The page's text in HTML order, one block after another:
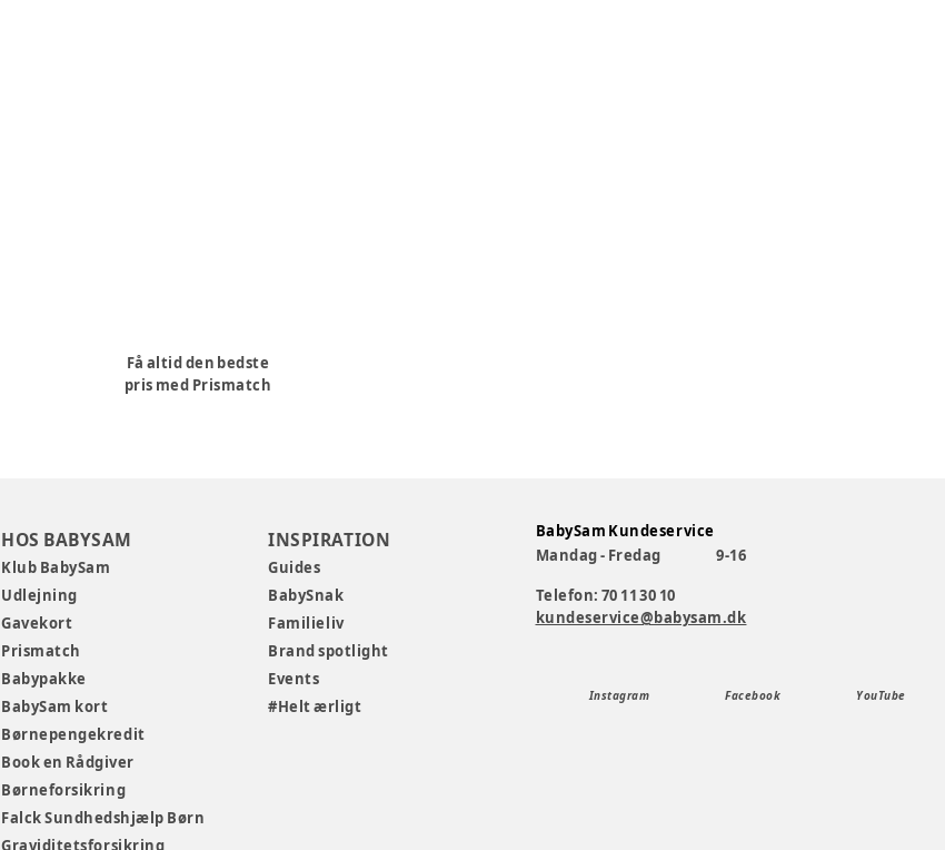
Få altid den bedste
pris med Prismatch
HOS BABYSAM
Klub BabySam
Udlejning
Gavekort
Prismatch
Babypakke
BabySam kort
Børnepengekredit
Book en Rådgiver
Børneforsikring
Falck Sundhedshjælp Børn
Graviditetsforsikring
INSPIRATION
Guides
BabySnak
Familieliv
Brand spotlight
Events
#Helt ærligt
BabySam Kundeservice
Mandag - Fredag
9-16
Telefon: 70 11 30 10
kundeservice@babysam.dk
Instagram Facebook YouTube